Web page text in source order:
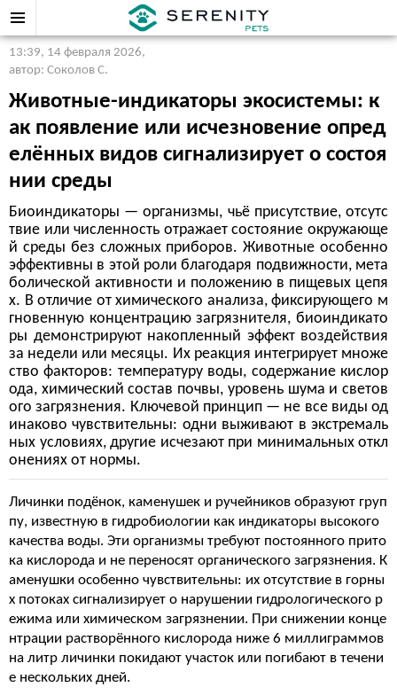
13:39, 14 февраля 2026,
автор: Соколов С.
Животные-индикаторы экосистемы: к
ак появление или исчезновение опред
елённых видов сигнализирует о состоя
нии среды
Биоиндикаторы — организмы, чьё присутствие, отсутс
твие или численность отражает состояние окружающе
й среды без сложных приборов. Животные особенно
эффективны в этой роли благодаря подвижности, мета
болической активности и положению в пищевых цепя
х. В отличие от химического анализа, фиксирующего м
гновенную концентрацию загрязнителя, биоиндикато
ры демонстрируют накопленный эффект воздействия
за недели или месяцы. Их реакция интегрирует множе
ство факторов: температуру воды, содержание кислор
ода, химический состав почвы, уровень шума и светов
ого загрязнения. Ключевой принцип — не все виды од
инаково чувствительны: одни выживают в экстремаль
ных условиях, другие исчезают при минимальных откл
онениях от нормы.
Личинки подёнок, каменушек и ручейников образуют груп
пу, известную в гидробиологии как индикаторы высокого
качества воды. Эти организмы требуют постоянного прито
ка кислорода и не переносят органического загрязнения. К
аменушки особенно чувствительны: их отсутствие в горны
х потоках сигнализирует о нарушении гидрологического р
ежима или химическом загрязнении. При снижении конце
нтрации растворённого кислорода ниже 6 миллиграммов
на литр личинки покидают участок или погибают в течени
е нескольких дней.